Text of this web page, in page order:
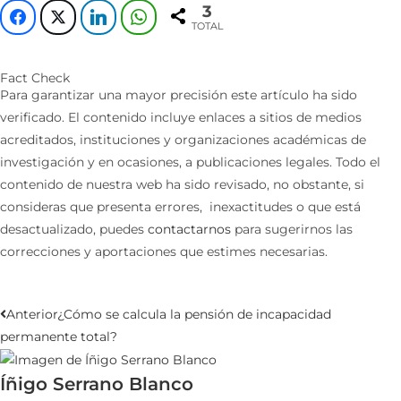
3
TOTAL
Fact Check
Para garantizar una mayor precisión este artículo ha sido
verificado. El contenido incluye enlaces a sitios de medios
acreditados, instituciones y organizaciones académicas de
investigación y en ocasiones, a publicaciones legales. Todo el
contenido de nuestra web ha sido revisado, no obstante, si
consideras que presenta errores, inexactitudes o que está
desactualizado, puedes contactarnos para sugerirnos las
correcciones y aportaciones que estimes necesarias.
Anterior¿Cómo se calcula la pensión de incapacidad
permanente total?
Íñigo Serrano Blanco